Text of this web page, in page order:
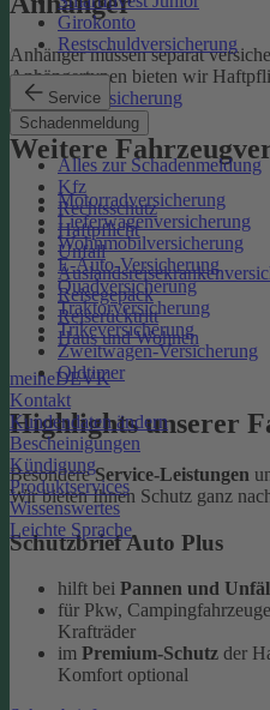
Girokonto
Restschuldversicherung
Service
Schadenmeldung
Alles zur Schadenmeldung
Kfz
Rechtsschutz
Haftpflicht
Unfall
Reisegepäck
Reiserücktritt
Haus und Wohnen
meineDEVK
Kontakt
Kundendaten ändern
Bescheinigungen
Kündigung
Produktservices
Wissenswertes
Leichte Sprache
Anhänger müssen separat
Anhängertypen bieten wir
Anhängerversicherung
Weitere
Motorradversicherung
Lieferwagenversicherung
Wohnmobilversicherung
E-Auto-Versicherung
Quadversicherung
Traktorversicherung
Trikeversicherung
Zweitwagen-Versicherung
Oldtimer
Highlights unserer
BesondereService-Leistungen
Wir bieten Ihnen Schutz ganz
Schutzbrief Auto Plus
hilft bei Pannen und
für Pkw,
Krafträder
im Premium-Schutz der
Komfort optional